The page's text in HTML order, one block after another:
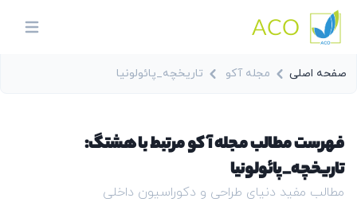
ACO
menu
صفحه اصلی مجله آکو تاریخچه_پائولونیا
فهرست مطالب مجله آکو مرتبط با هشتگ:
تاریخچه_پائولونیا
مطالب مفید دنیای طراحی و دکوراسیون داخلی